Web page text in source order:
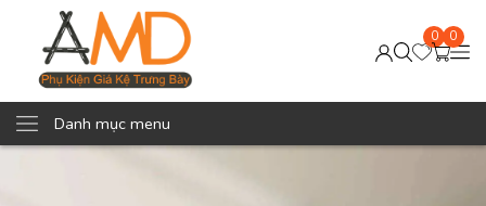
0 0
Danh mục menu